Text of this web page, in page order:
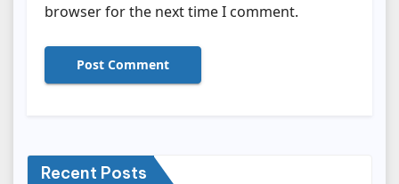
browser for the next time I comment.
Recent Posts